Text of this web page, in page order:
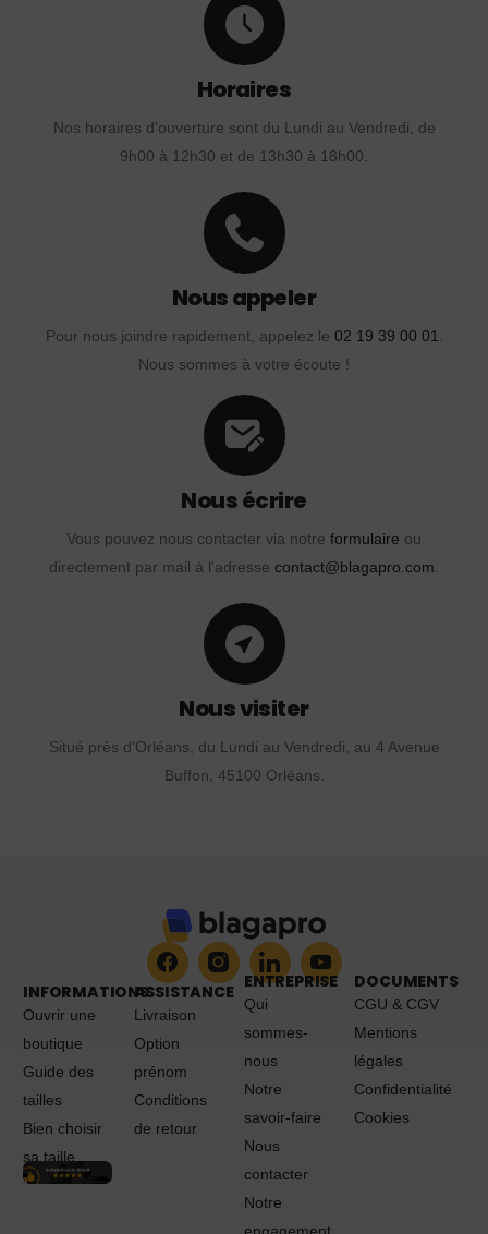
Horaires
Nos horaires d'ouverture sont du Lundi au Vendredi, de
9h00 à 12h30 et de 13h30 à 18h00.
Nous appeler
Pour nous joindre rapidement, appelez le 02 19 39 00 01
Nous sommes à votre écoute !
Nous écrire
Vous pouvez nous contacter via notre formulaire ou
directement par mail à l'adresse contact@blagapro.com
Nous visiter
Situé près d'Orléans, du Lundi au Vendredi, au 4 Avenue
Buffon, 45100 Orléans.
INFORMATIONS
Ouvrir une
boutique
Guide des
tailles
Bien choisir
sa taille
ASSISTANCE
Livraison
Option
prénom
Conditions
de retour
ENTREPRISE
Qui
sommes-
nous
Notre
savoir-faire
Nous
contacter
Notre
engagement
DOCUMENTS
CGU & CGV
Mentions
légales
Confidentialité
Cookies